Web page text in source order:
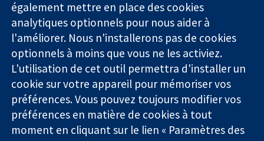
Des décisions
éclairées.
Une meilleure
santé.
Royaume-Uni
presse
Qui sommes-
nous
Offres
d'emploi
Library
La Collaboration Cochrane est une association caritative (n°
également mettre en place des cookies
analytiques optionnels pour nous aider à
l'améliorer. Nous n'installerons pas de cookies
optionnels à moins que vous ne les activiez.
L'utilisation de cet outil permettra d'installer un
cookie sur votre appareil pour mémoriser vos
préférences. Vous pouvez toujours modifier vos
préférences en matière de cookies à tout
moment en cliquant sur le lien « Paramètres des